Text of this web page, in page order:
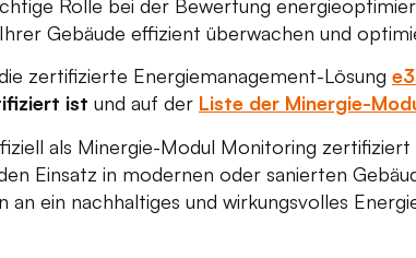
Rolle bei der Bewertung
Gebäude effizient überwachen und
zertifizierte Energiemanagement-Lösung
ist und auf der Liste der Minergie-
als Minergie-Modul Monitoring zertifiziert
Einsatz in modernen oder sanierten
an ein nachhaltiges und wirkungsvolles